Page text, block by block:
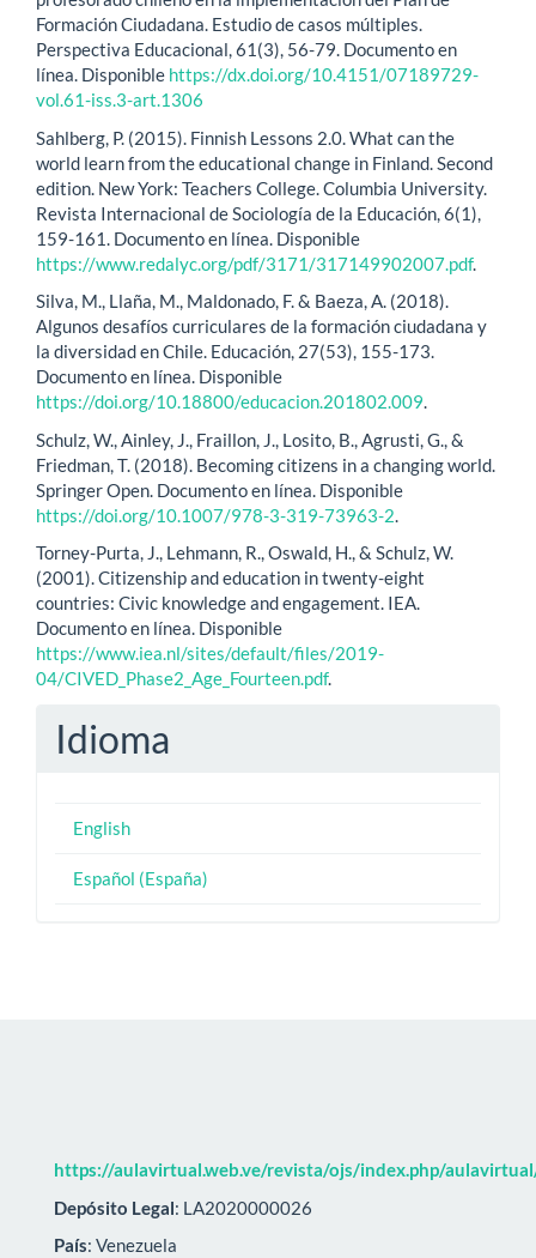
Formación Ciudadana. Estudio de casos múltiples.
Perspectiva Educacional, 61(3), 56-79. Documento en
línea. Disponible https://dx.doi.org/10.4151/07189729-
vol.61-iss.3-art.1306
Sahlberg, P. (2015). Finnish Lessons 2.0. What can the
world learn from the educational change in Finland. Second
edition. New York: Teachers College. Columbia University.
Revista Internacional de Sociología de la Educación, 6(1),
159-161. Documento en línea. Disponible
https://www.redalyc.org/pdf/3171/317149902007.pdf.
Silva, M., Llaña, M., Maldonado, F. & Baeza, A. (2018).
Algunos desafíos curriculares de la formación ciudadana y
la diversidad en Chile. Educación, 27(53), 155-173.
Documento en línea. Disponible
https://doi.org/10.18800/educacion.201802.009.
Schulz, W., Ainley, J., Fraillon, J., Losito, B., Agrusti, G., &
Friedman, T. (2018). Becoming citizens in a changing world.
Springer Open. Documento en línea. Disponible
https://doi.org/10.1007/978-3-319-73963-2
Torney-Purta, J., Lehmann, R., Oswald, H., & Schulz, W.
(2001). Citizenship and education in twenty-eight
countries: Civic knowledge and engagement. IEA.
Documento en línea. Disponible
https://www.iea.nl/sites/default/files/2019-
04/CIVED_Phase2_Age_Fourteen.pdf.
Idioma
English
Español (España)
https://aulavirtual.web.ve/revista/ojs/index.php/
Depósito Legal: LA2020000026
País: Venezuela